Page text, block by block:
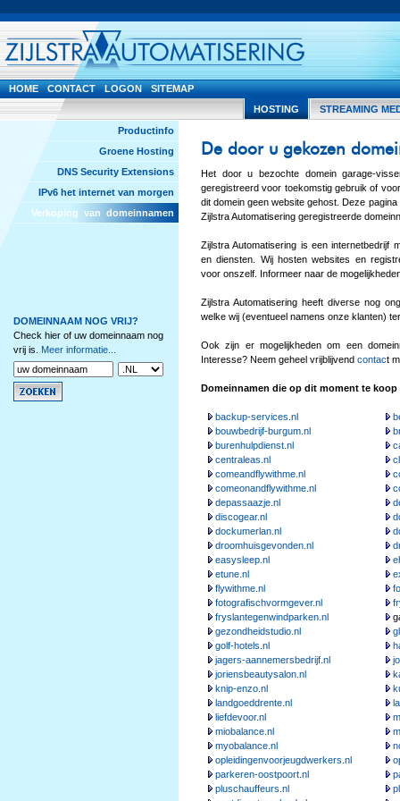
HOME CONTACT LOGON
SITEMAP
HOSTING
STREAMING
Productinfo
Groene Hosting
DNS Security Extensions
IPv6 het internet van morgen
Verkoping van domeinnamen
DOMEINNAAM NOG VRIJ?
Check hier of uw domeinnaam nog
vrij is. Meer informatie...
De door u gekozen
Het door u bezochte domein garage-
geregistreerd voor toekomstig gebruik of
dit domein geen website gehost. Deze
Zijlstra Automatisering geregistreerde
Zijlstra Automatisering is een internetbedrijf
en diensten. Wij hosten websites en
voor onszelf. Informeer naar de
Zijlstra Automatisering heeft diverse nog
welke wij (eventueel namens onze klanten)
Ook zijn er mogelijkheden om een
Interesse? Neem geheel vrijblijvend contact
Domeinnamen die op dit moment te
backup-services.nl
bouwbedrijf-burgum.nl
burenhulpdienst.nl
centraleas.nl
comeandflywithme.nl
comeonandflywithme.nl
depassaazje.nl
discogear.nl
dockumerlan.nl
droomhuisgevonden.nl
easysleep.nl
etune.nl
flywithme.nl
fotografischvormgever.nl
fryslantegenwindparken.nl
gezondheidstudio.nl
golf-hotels.nl
jagers-aannemersbedrijf.nl
joriensbeautysalon.nl
knip-enzo.nl
landgoeddrente.nl
liefdevoor.nl
miobalance.nl
myobalance.nl
opleidingenvoorjeugdwerkers.nl
parkeren-oostpoort.nl
pluschauffeurs.nl